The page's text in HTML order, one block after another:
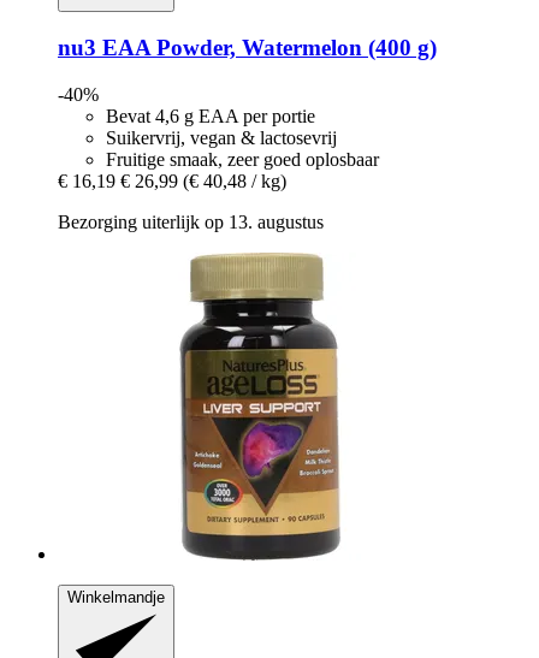
nu3 EAA Powder, Watermelon (400 g)
-40%
Bevat 4,6 g EAA per portie
Suikervrij, vegan & lactosevrij
Fruitige smaak, zeer goed oplosbaar
€ 16,19 € 26,99 (€ 40,48 / kg)
Bezorging uiterlijk op 13. augustus
Winkelmandje